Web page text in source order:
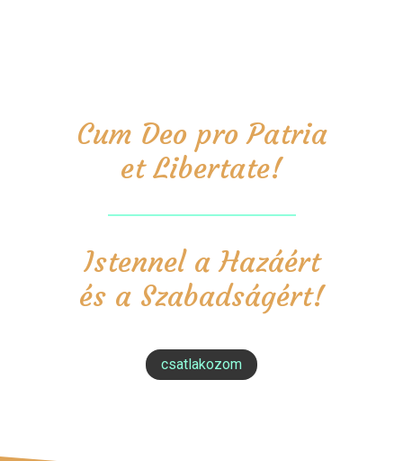
Cum Deo pro Patria
et Libertate!
Istennel a Hazáért
és a Szabadságért!
csatlakozom